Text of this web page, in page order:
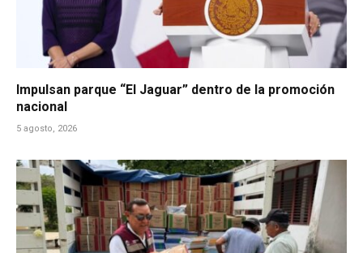
Impulsan parque “El Jaguar” dentro de la promoción
nacional
5 agosto, 2026